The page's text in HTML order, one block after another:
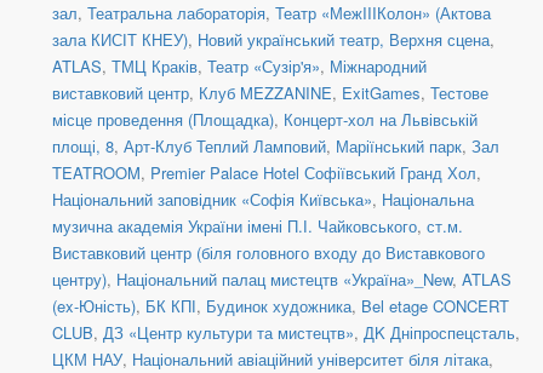
зал, Театральна лабораторія, Театр «МежIIIКолон» (Актова
зала КИСІТ КНЕУ), Новий український театр, Верхня сцена,
ATLAS, ТМЦ Краків, Театр «Сузір'я», Міжнародний
виставковий центр, Клуб MEZZANINE, ExitGames, Тестове
місце проведення (Площадка), Концерт-хол на Львівській
площі, 8, Арт-Клуб Теплий Ламповий, Маріїнський парк, Зал
TEATROOM, Premier Palace Hotel Софіївський Гранд Хол,
Національний заповідник «Софія Київська», Національна
музична академія України імені П.І. Чайковського, ст.м.
Виставковий центр (біля головного входу до Виставкового
центру), Національний палац мистецтв «Україна»_New, ATLAS
(ex-Юність), БК КПІ, Будинок художника, Bel etage CONCERT
CLUB, ДЗ «Центр культури та мистецтв», ДK Дніпроспецсталь,
ЦКМ НАУ, Національний авіаційний університет біля літака,